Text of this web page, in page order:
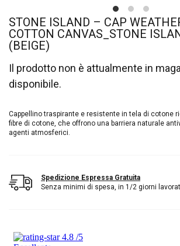
STONE ISLAND – CAP
COTTON CANVAS_STONE
(BEIGE)
Il prodotto non è attualmente in
disponibile.
Cappellino traspirante e resistente in tela di cotone
fibre di cotone, che offrono una barriera naturale
agenti atmosferici.
Spedizione Espressa Gratuita
Senza minimi di spesa, in 1/2 giorni